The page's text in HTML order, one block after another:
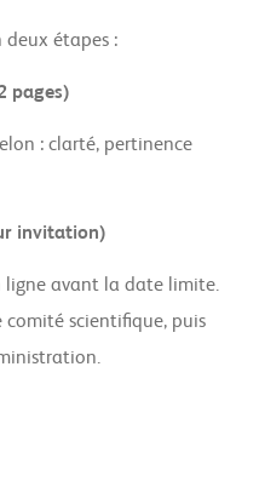
deux étapes :
pages)
: clarté, pertinence
invitation)
ligne avant la date limite.
scientifique, puis